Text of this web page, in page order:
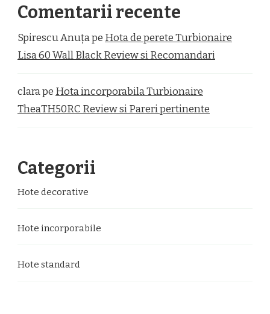
Comentarii recente
Spirescu Anuțape Hota de perete Turbionaire
Lisa 60 Wall Black Review si Recomandari
clarape Hota incorporabila Turbionaire
TheaTH50RC Review si Pareri pertinente
Categorii
Hote decorative
Hote incorporabile
Hote standard